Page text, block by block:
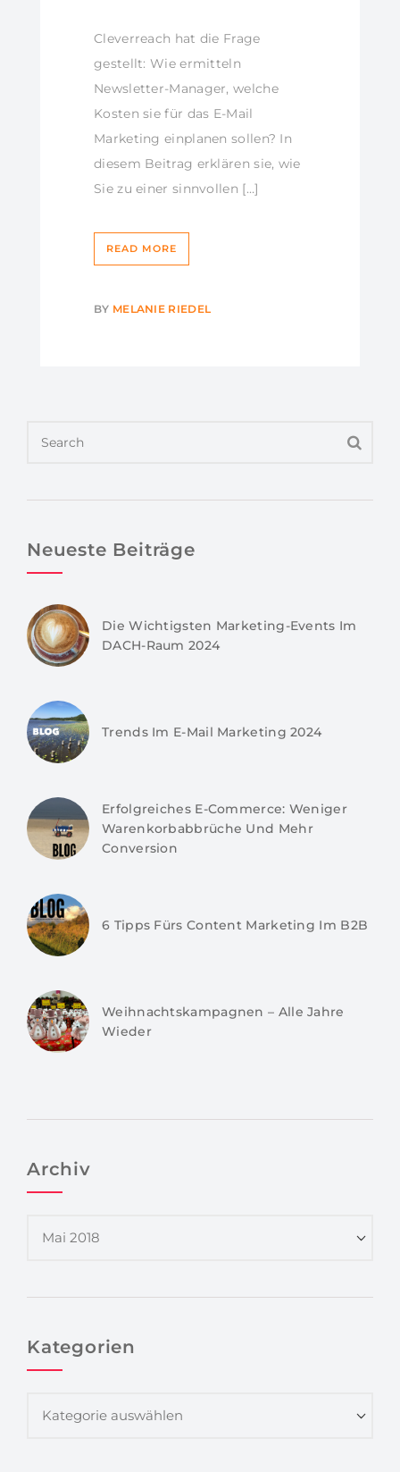
Cleverreach hat die Frage
gestellt: Wie ermitteln
Newsletter-Manager, welche
Kosten sie für das E-Mail
Marketing einplanen sollen? In
diesem Beitrag erklären sie, wie
Sie zu einer sinnvollen […]
READ MORE
BY MELANIE RIEDEL
Neueste Beiträge
Die Wichtigsten Marketing-Events Im
DACH-Raum 2024
Trends Im E-Mail Marketing 2024
Erfolgreiches E-Commerce: Weniger
Warenkorbabbrüche Und Mehr
Conversion
6 Tipps Fürs Content Marketing Im B2B
Weihnachtskampagnen – Alle Jahre
Wieder
Archiv
Kategorien